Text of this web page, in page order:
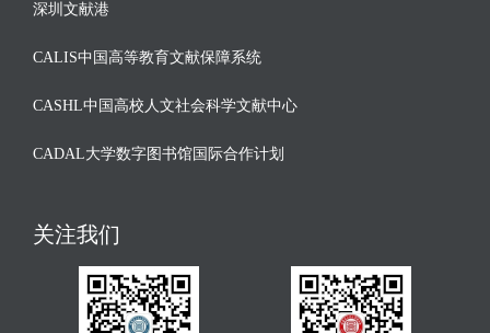
深圳文献港
CALIS中国高等教育文献保障系统
CASHL中国高校人文社会科学文献中心
CADAL大学数字图书馆国际合作计划
关注我们